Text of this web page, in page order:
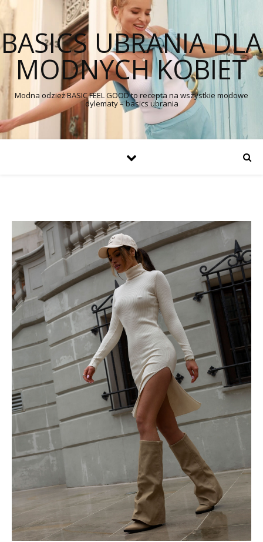
BASICS UBRANIA DLA
MODNYCH KOBIET
Modna odzież BASIC FEEL GOOD to recepta na wszystkie modowe
dylematy – basics ubrania